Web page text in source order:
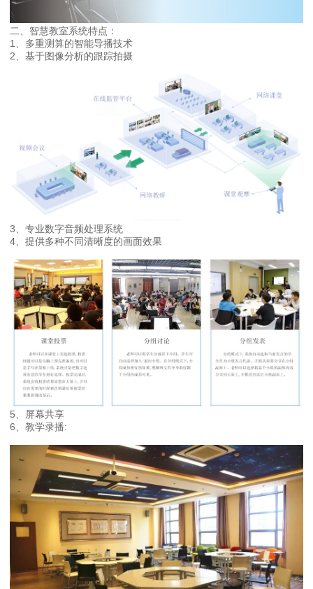
二、智慧教室系统特点：
1、多重测算的智能导播技术
2、基于图像分析的跟踪拍摄
3、专业数字音频处理系统
4、提供多种不同清晰度的画面效果
5、屏幕共享
6、教学录播: